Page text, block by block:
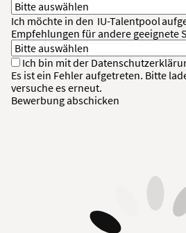
Ich möchte in den IU-Talentpool
Empfehlungen für andere geeignete
Ich bin mit der
Es ist ein Fehler aufgetreten. Bitte
versuche es erneut.
Bewerbung abschicken